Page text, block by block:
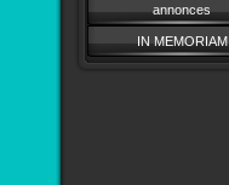
annonces
IN MEMORIAM